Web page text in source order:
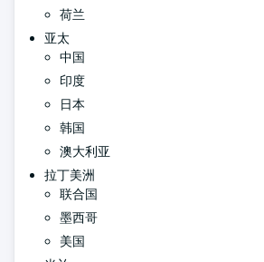
荷兰
亚太
中国
印度
日本
韩国
澳大利亚
拉丁美洲
联合国
墨西哥
美国